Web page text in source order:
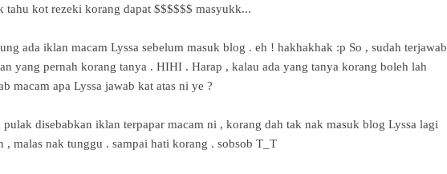
tahu kot rezeki korang dapat $$$$$$ masyukk...
ada iklan macam Lyssa sebelum masuk blog . eh ! hakhakhak :p So , sudah terjawab
yang pernah korang tanya . HIHI . Harap , kalau ada yang tanya korang boleh lah
macam apa Lyssa jawab kat atas ni ye ?
disebabkan iklan terpapar macam ni , korang dah tak nak masuk blog Lyssa lagi
, malas nak tunggu . sampai hati korang . sobsob T_T